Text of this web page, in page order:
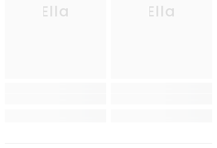
Ella Ella